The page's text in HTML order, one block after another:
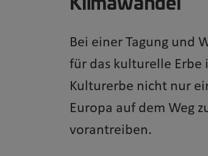
Bei einer Tagung und
für das kulturelle Erbe
Kulturerbe nicht nur
Europa auf dem Weg
vorantreiben.